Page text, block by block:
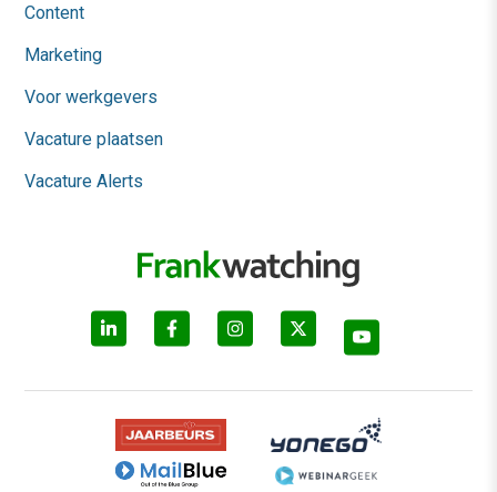
Content
Marketing
Voor werkgevers
Vacature plaatsen
Vacature Alerts